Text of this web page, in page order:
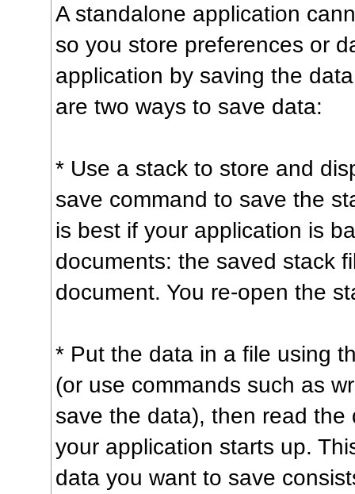
A standalone application
so you store preferences or
application by saving the
are two ways to save data:
* Use a stack to store and
save command to save the
is best if your application is
documents: the saved stack
document. You re-open the
* Put the data in a file using
(or use commands such as
save the data), then read
your application starts up.
data you want to save